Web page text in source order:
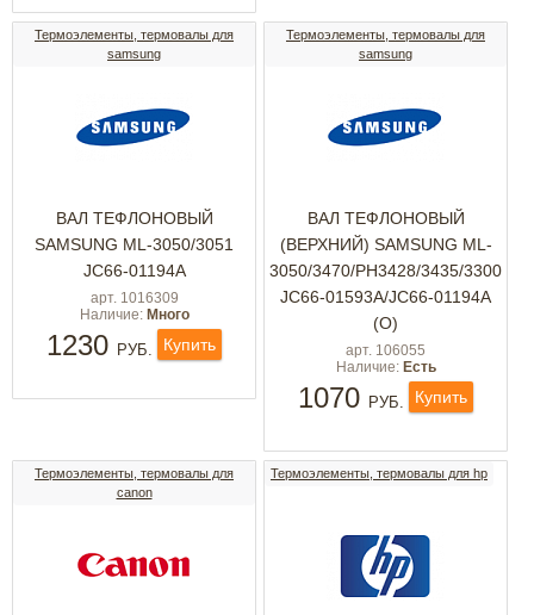
Термоэлементы, термовалы для
samsung
ВАЛ ТЕФЛОНОВЫЙ
SAMSUNG ML-3050/3051
JC66-01194A
арт. 1016309
Наличие: Много
1230 РУБ. Купить
Термоэлементы, термовалы для
samsung
ВАЛ ТЕФЛОНОВЫЙ
(ВЕРХНИЙ) SAMSUNG ML-
3050/3470/PH3428/3435/3300
JC66-01593A/JC66-01194A
(О)
арт. 106055
Наличие: Есть
1070 РУБ. Купить
Термоэлементы, термовалы для
canon
Термоэлементы, термовалы для hp